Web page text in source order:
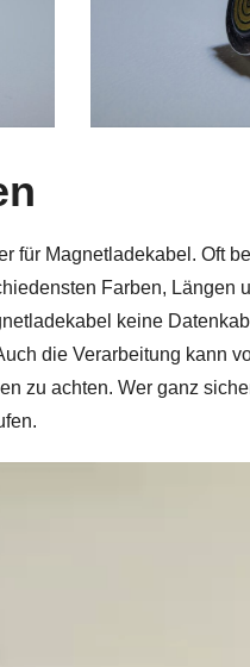
für Magnetladekabel. Oft
Farben, Längen
keine
die Verarbeitung kann
zu achten. Wer ganz